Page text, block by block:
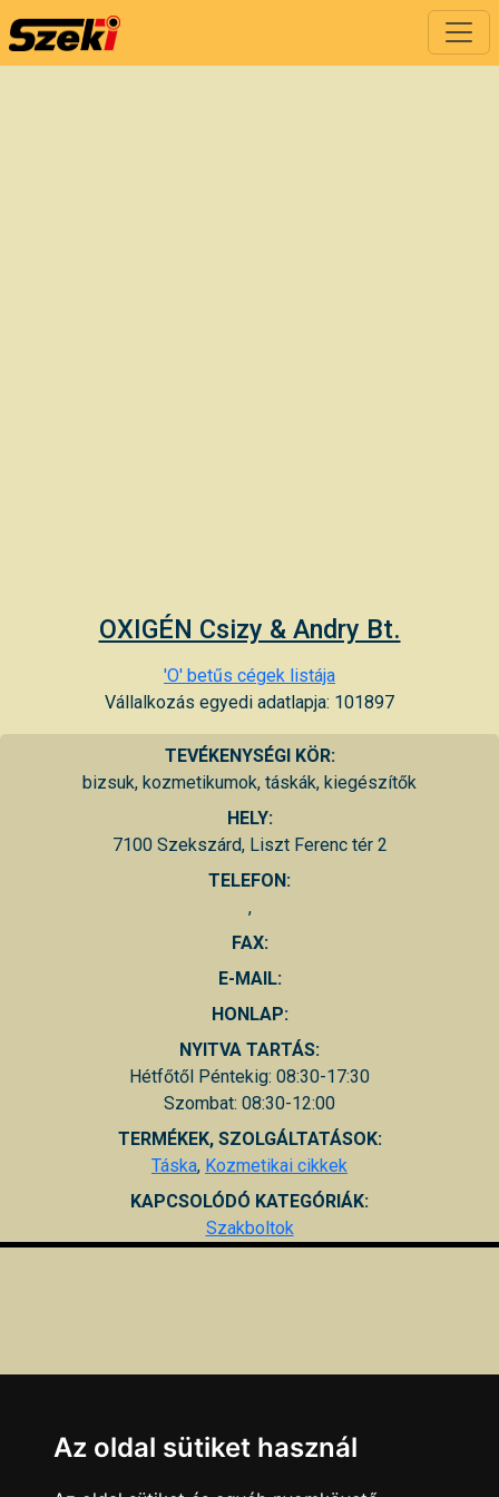
OXIGÉN Csizy & Andry Bt.
'O' betűs cégek listája
Vállalkozás egyedi adatlapja: 101897
TEVÉKENYSÉGI KÖR:
bizsuk, kozmetikumok, táskák, kiegészítők
HELY:
7100 Szekszárd, Liszt Ferenc tér 2
TELEFON:
,
FAX:
E-MAIL:
HONLAP:
NYITVA TARTÁS:
Hétfőtől Péntekig: 08:30-17:30
Szombat: 08:30-12:00
TERMÉKEK, SZOLGÁLTATÁSOK:
Táska, Kozmetikai cikkek
KAPCSOLÓDÓ KATEGÓRIÁK:
Szakboltok
Az oldal sütiket használ